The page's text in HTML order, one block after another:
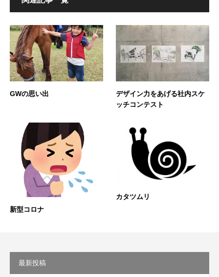
GWの思い出
デザイン力をあげる社内スケ
ッチコンテスト
新型コロナ
カタツムリ
最新投稿